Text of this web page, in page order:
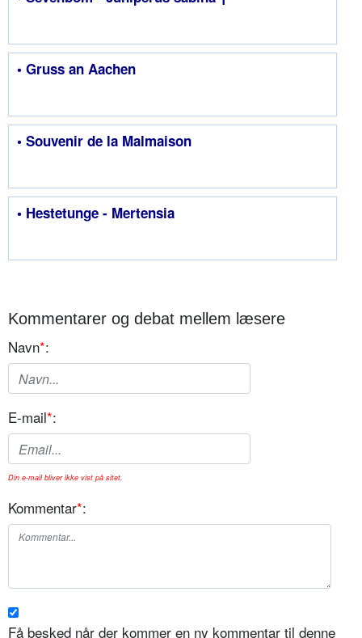
• Gruss an Aachen
• Souvenir de la Malmaison
• Hestetunge - Mertensia
Kommentarer og debat mellem læsere
Navn*:
E-mail*:
Din e-mail bliver ikke vist på sitet.
Kommentar*:
Få besked når der kommer en ny kommentar til denne